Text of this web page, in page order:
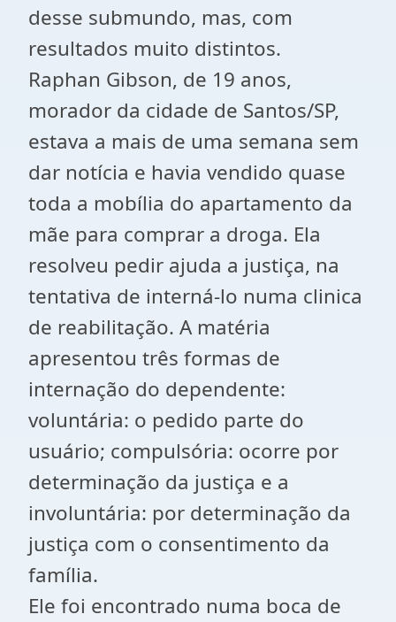
desse submundo, mas, com
resultados muito distintos.
Raphan Gibson, de 19 anos,
morador da cidade de Santos/SP,
estava a mais de uma semana sem
dar notícia e havia vendido quase
toda a mobília do apartamento da
mãe para comprar a droga. Ela
resolveu pedir ajuda a justiça, na
tentativa de interná-lo numa clinica
de reabilitação. A matéria
apresentou três formas de
internação do dependente:
voluntária: o pedido parte do
usuário; compulsória: ocorre por
determinação da justiça e a
involuntária: por determinação da
justiça com o consentimento da
família.
Ele foi encontrado numa boca de